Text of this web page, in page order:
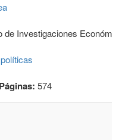
de Investigaciones Económicas
Páginas:574